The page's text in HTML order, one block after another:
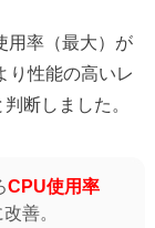
用率（最大）が
り性能の高いレ
断しました。
CPU使用率
善。